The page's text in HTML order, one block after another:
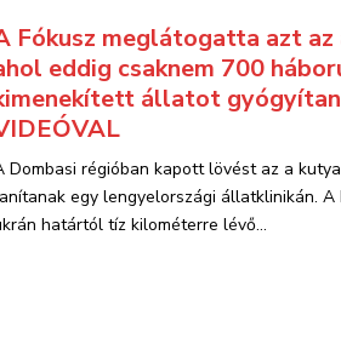
Fókusz meglátogatta azt
eddig csaknem 700
állatot
Dombasi régióban kapott lövést az a
egy lengyelországi állatklinikán. A
határtól tíz kilométerre lévő...